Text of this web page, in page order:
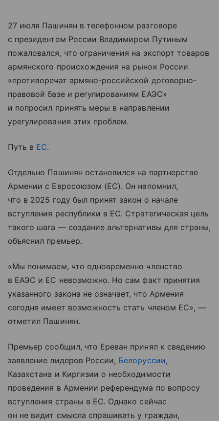
27 июля Пашинян в телефонном разговоре
с президентом России Владимиром Путиным
пожаловался, что ограничения на экспорт товаров
армянского происхождения на рынок России
«противоречат армяно-российской договорно-
правовой базе и регулированиям ЕАЭС»
и попросил принять меры в направлении
урегулирования этих проблем.
Путь в ЕС.
Отдельно Пашинян остановился на партнерстве
Армении с Евросоюзом (ЕС). Он напомнил,
что в 2025 году был принят закон о начале
вступления республики в ЕС. Стратегическая цель
такого шага — создание альтернативы для страны,
объяснил премьер.
«Мы понимаем, что одновременно членство
в ЕАЭС и ЕС невозможно. Но сам факт принятия
указанного закона не означает, что Армения
сегодня имеет возможность стать членом ЕС», —
отметил Пашинян.
Премьер сообщил, что Ереван принял к сведению
заявление лидеров России, Белоруссии,
Казахстана и Киргизии о необходимости
проведения в Армении референдума по вопросу
вступления страны в ЕС. Однако сейчас
он не видит смысла спрашивать у граждан,